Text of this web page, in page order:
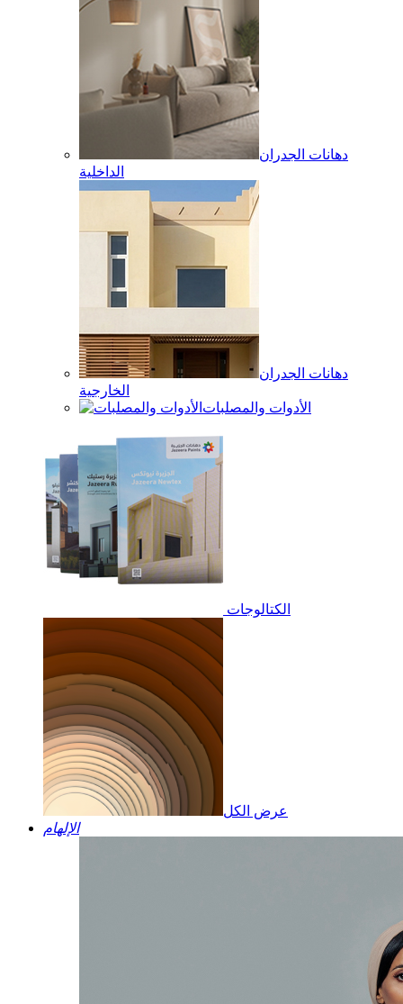
دهانات الجدران
الداخلية
دهانات الجدران
الخارجية
الأدوات والمصلبات
الكتالوجات
عرض الكل
الإلهام